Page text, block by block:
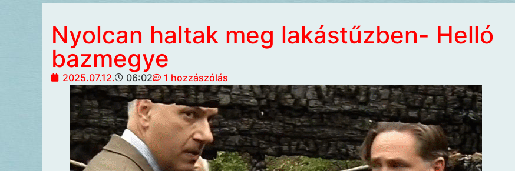
Nyolcan haltak meg lakástűzben- Helló
bazmegye
2025.07.12. 06:02 1 hozzászólás